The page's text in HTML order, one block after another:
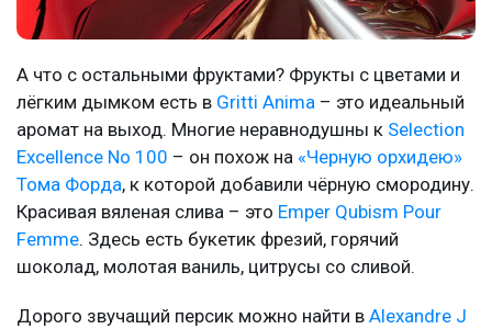
А что с остальными фруктами? Фрукты с цветами и
лёгким дымком есть в Gritti Anima – это идеальный
аромат на выход. Многие неравнодушны к Selection
Excellence No 100 – он похож на «Черную орхидею»
Тома Форда, к которой добавили чёрную смородину.
Красивая вяленая слива – это Emper Qubism Pour
Femme. Здесь есть букетик фрезий, горячий
шоколад, молотая ваниль, цитрусы со сливой.
Дорого звучащий персик можно найти в Alexandre J